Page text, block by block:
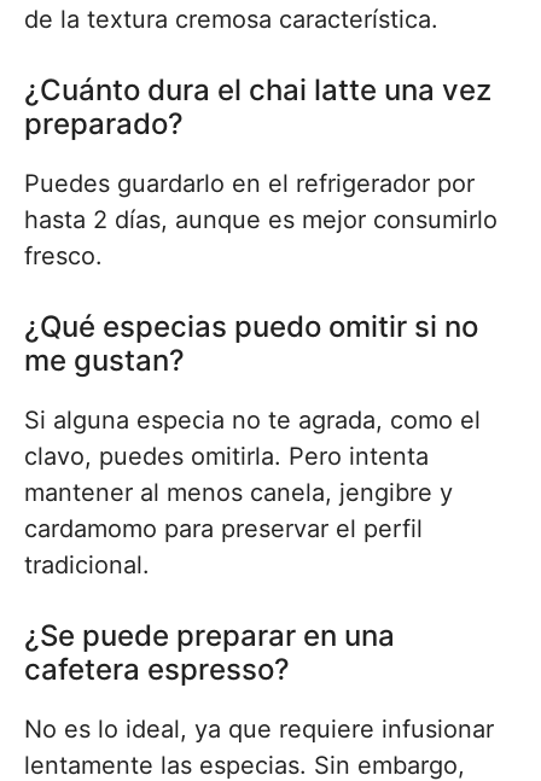
de la textura cremosa característica.
¿Cuánto dura el chai latte una vez
preparado?
Puedes guardarlo en el refrigerador por
hasta 2 días, aunque es mejor consumirlo
fresco.
¿Qué especias puedo omitir si no
me gustan?
Si alguna especia no te agrada, como el
clavo, puedes omitirla. Pero intenta
mantener al menos canela, jengibre y
cardamomo para preservar el perfil
tradicional.
¿Se puede preparar en una
cafetera espresso?
No es lo ideal, ya que requiere infusionar
lentamente las especias. Sin embargo,